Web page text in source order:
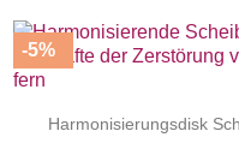
 | 
Harmonisierungsdisk
-5%